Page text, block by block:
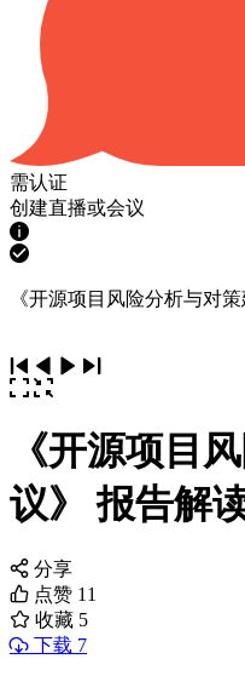
需认证
创建直播或会议
《开源项目风险分析与对
《开源项目
议》 报告解
分享
点赞 11
收藏 5
下载 7